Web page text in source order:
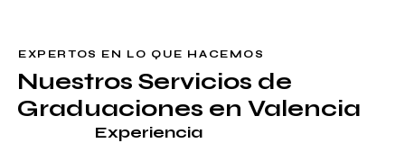
EXPERTOS EN LO QUE HACEMOS
Nuestros Servicios de
Graduaciones en Valencia
Experiencia